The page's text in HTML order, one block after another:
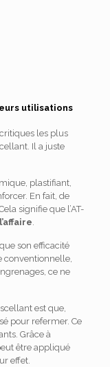
utilisations
les plus
Il a juste
plastifiant,
En fait, de
signifie que l’AT-
.
son efficacité
conventionnelle,
ce ne
est que,
pour refermer. Ce
Grâce à
être appliqué
effet.